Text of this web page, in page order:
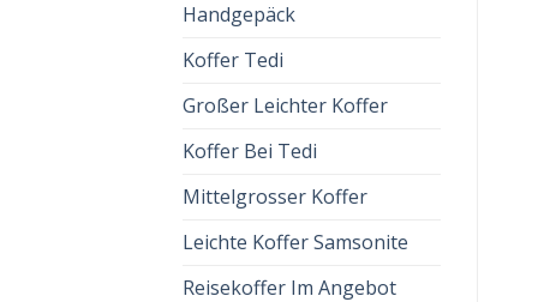
Handgepäck
Koffer Tedi
Großer Leichter Koffer
Koffer Bei Tedi
Mittelgrosser Koffer
Leichte Koffer Samsonite
Reisekoffer Im Angebot